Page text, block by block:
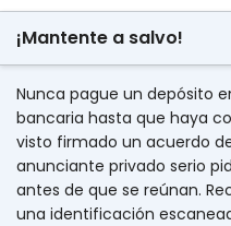
¡Mantente a salvo!
Nunca pague un depósito
bancaria hasta que haya
visto firmado un acuerdo
anunciante privado serio
antes de que se reúnan.
una identificación